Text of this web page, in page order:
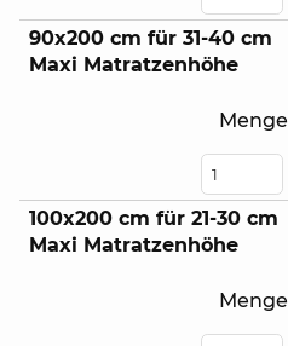
90x200 cm für 31-40 cm
Maxi Matratzenhöhe
Menge
100x200 cm für 21-30 cm
Maxi Matratzenhöhe
Menge